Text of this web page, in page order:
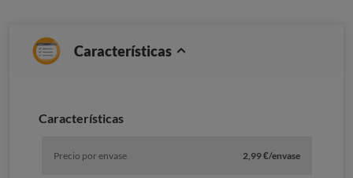
Características
Características
Precio por envase 2,99 €/envase